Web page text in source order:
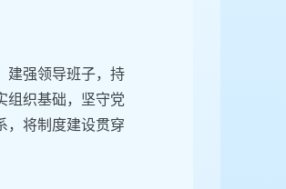
建强领导班子，持
组织基础，坚守党
，将制度建设贯穿